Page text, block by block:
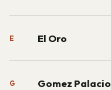
E El Oro
G Gomez Palacio